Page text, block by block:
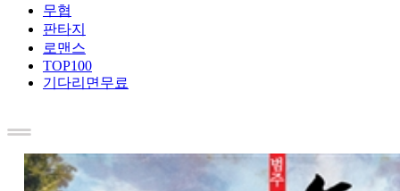
무협
판타지
로맨스
TOP100
기다리면무료